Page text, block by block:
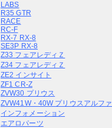
LABS
R35 GTR
RACE
RC-F
RX-7 RX-8
SE3P RX-8
Z33 フェアレディＺ
Z34 フェアレディＺ
ZE2 インサイト
ZF1 CR-Z
ZVW30 プリウス
ZVW41W・40W プリウスアルファ
インフォメーション
エアロパーツ